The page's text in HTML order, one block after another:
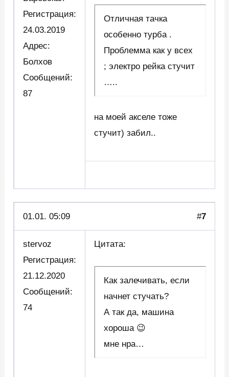
Регистрация:
24.03.2019
Адрес:
Болхов
Сообщений:
87
Отличная тачка
особенно турба .
Проблемма как у всех
; электро рейка стучит
…..
на моей акселе тоже
стучит) забил..
01.01. 05:09 #7
stervoz
Регистрация:
21.12.2020
Сообщений:
74
Цитата:
Как залечивать, если
начнет стучать?
А так да, машина
хороша 😉
мне нра…